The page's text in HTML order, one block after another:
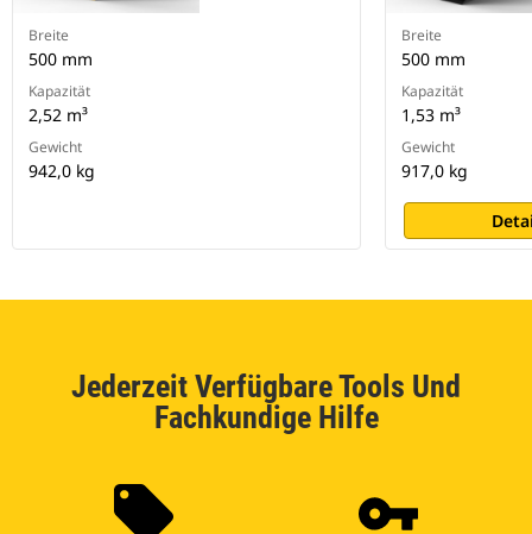
Breite
500 mm
Kapazität
2,52 m³
Gewicht
942,0 kg
Breite
500 mm
Kapazität
1,53 m³
Gewicht
917,0 kg
Jederzeit Verfügbare Tools Und
Fachkundige Hilfe